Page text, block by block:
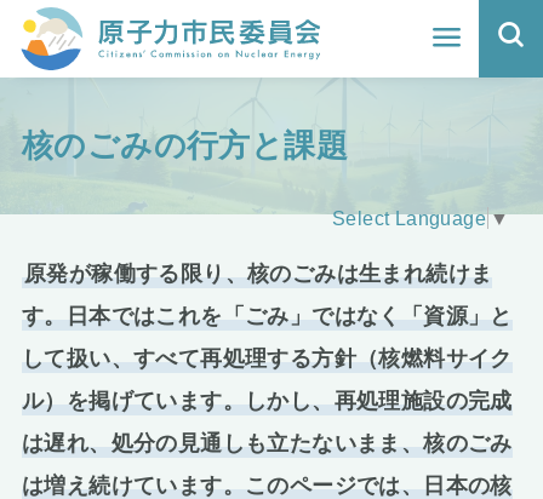
ホーム
よくわかる福島原発事故
核のごみの行方と課題
どうする？エネルギー
Q&A
原子力市民委員会について
核のごみの行方と課題
Select Language▼
原発が稼働する限り、核のごみは生まれ続けま
す。日本ではこれを「ごみ」ではなく「資源」と
して扱い、すべて再処理する方針（核燃料サイク
ル）を掲げています。しかし、再処理施設の完成
は遅れ、処分の見通しも立たないまま、核のごみ
は増え続けています。このページでは、日本の核